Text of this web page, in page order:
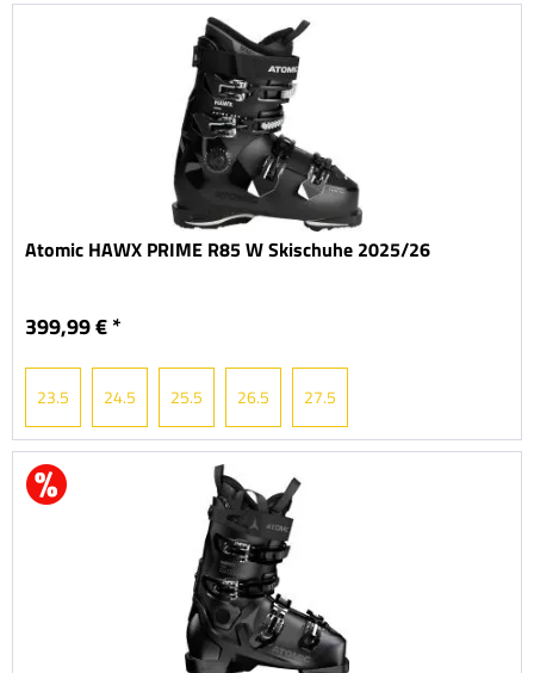
Atomic HAWX PRIME R85 W Skischuhe 2025/26
399,99 € *
23.5 24.5 25.5 26.5 27.5